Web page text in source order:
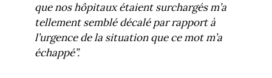
que nos hôpitaux étaient surchargés m’a
tellement semblé décalé par rapport à
l’urgence de la situation que ce mot m’a
échappé”.